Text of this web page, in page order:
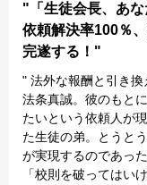
"「生徒会長、あな
依頼解決率100％
完遂する！"
" 法外な報酬と引き換
法条真誠。彼のもと
たいという依頼人が
た生徒の弟。とうと
が実現するのであっ
「校則を破ってはい